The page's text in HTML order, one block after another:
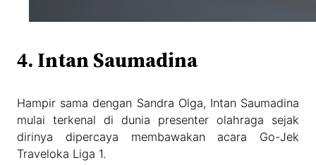
4. Intan Saumadina
Hampir sama dengan Sandra Olga, Intan Saumadina
mulai terkenal di dunia presenter olahraga sejak
dirinya dipercaya membawakan acara Go-Jek
Traveloka Liga 1.